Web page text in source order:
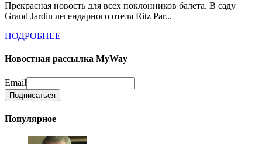
Прекрасная новость для всех поклонников балета. В саду
Grand Jardin легендарного отеля Ritz Par...
ПОДРОБНЕЕ
Новостная рассылка MyWay
Email
Популярное